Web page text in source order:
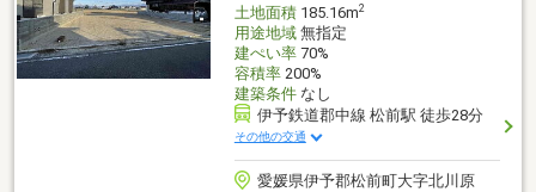
土地面積185.16m2
用途地域無指定
建ぺい率70%
容積率200%
建築条件なし
伊予鉄道郡中線 松前駅 徒歩28分
その他の交通
愛媛県伊予郡松前町大字北川原